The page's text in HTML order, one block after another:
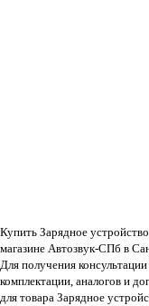
Купить Зарядное
магазине Автозвук-СПб в
Для получения
комплектации, аналогов и
для товара Зарядное